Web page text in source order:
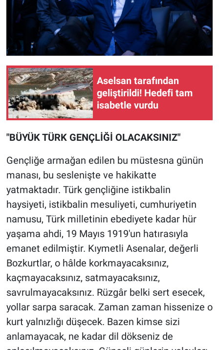
Aselsan tarafından
geliştirildi! Hedefi tam
isabetle vurdu
"BÜYÜK TÜRK GENÇLİĞİ OLACAKSINIZ"
Gençliğe armağan edilen bu müstesna günün
manası, bu seslenişte ve hakikatte
yatmaktadır. Türk gençliğine istikbalin
haysiyeti, istikbalin mesuliyeti, cumhuriyetin
namusu, Türk milletinin ebediyete kadar hür
yaşama ahdi, 19 Mayıs 1919'un hatırasıyla
emanet edilmiştir. Kıymetli Asenalar, değerli
Bozkurtlar, o hâlde korkmayacaksınız,
kaçmayacaksınız, satmayacaksınız,
savrulmayacaksınız. Rüzgâr belki sert esecek,
yollar sarpa saracak. Zaman zaman hissenize o
kurt yalnızlığı düşecek. Bazen kimse sizi
anlamayacak, ne kadar dil dökseniz de